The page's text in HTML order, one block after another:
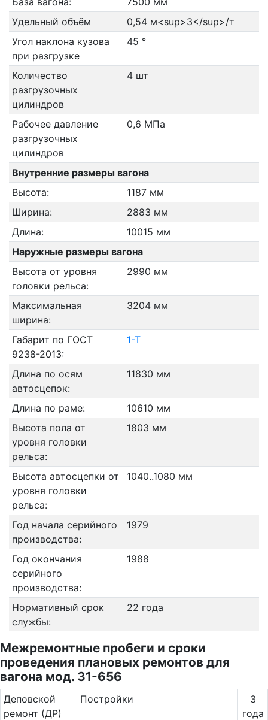
Удельный объём
0,54 м<sup>3</sup>/т
Угол наклона кузова
при разгрузке
45 °
Количество
разгрузочных
цилиндров
4 шт
Рабочее давление
разгрузочных
цилиндров
0,6 МПа
Внутренние размеры вагона
Высота:
1187 мм
Ширина:
2883 мм
Длина:
10015 мм
Наружные размеры вагона
Высота от уровня
головки рельса:
2990 мм
Максимальная
ширина:
3204 мм
Габарит по ГОСТ
9238-2013:
1-Т
Длина по осям
автосцепок:
11830 мм
Длина по раме:
10610 мм
Высота пола от
уровня головки
рельса:
1803 мм
Высота автосцепки от
уровня головки
рельса:
1040..1080 мм
Год начала серийного
производства:
1979
Год окончания
серийного
производства:
1988
Нормативный срок
службы:
22 года
Межремонтные пробеги и сроки
проведения плановых ремонтов для
вагона мод. 31-656
Де­повс­кой
ремонт (ДР)
Постройки
3
года